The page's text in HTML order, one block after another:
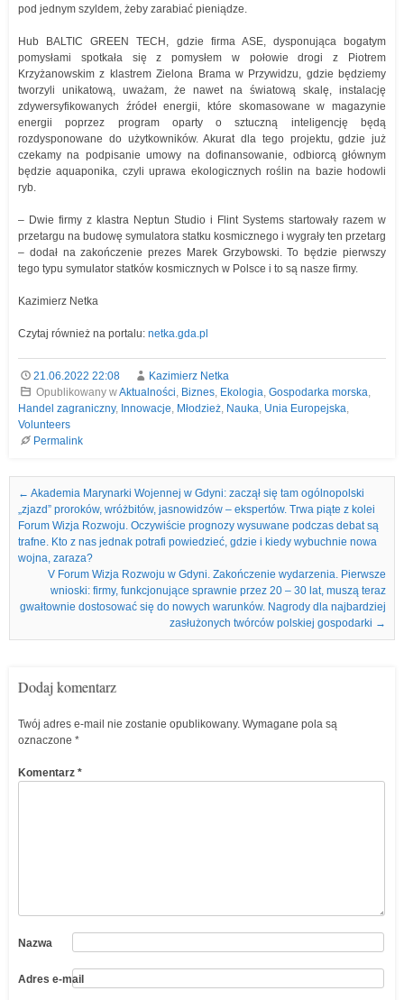
pod jednym szyldem, żeby zarabiać pieniądze.
Hub BALTIC GREEN TECH, gdzie firma ASE, dysponująca bogatym
pomysłami spotkała się z pomysłem w połowie drogi z Piotrem
Krzyżanowskim z klastrem Zielona Brama w Przywidzu, gdzie będziemy
tworzyli unikatową, uważam, że nawet na światową skalę, instalację
zdywersyfikowanych źródeł energii, które skomasowane w magazynie
energii poprzez program oparty o sztuczną inteligencję będą
rozdysponowane do użytkowników. Akurat dla tego projektu, gdzie już
czekamy na podpisanie umowy na dofinansowanie, odbiorcą głównym
będzie aquaponika, czyli uprawa ekologicznych roślin na bazie hodowli
ryb.
– Dwie firmy z klastra Neptun Studio i Flint Systems startowały razem w
przetargu na budowę symulatora statku kosmicznego i wygrały ten przetarg
– dodał na zakończenie prezes Marek Grzybowski. To będzie pierwszy
tego typu symulator statków kosmicznych w Polsce i to są nasze firmy.
Kazimierz Netka
Czytaj również na portalu: netka.gda.pl
21.06.2022 22:08
Kazimierz Netka
Opublikowany wAktualności, Biznes, Ekologia, Gospodarka morska,
Handel zagraniczny, Innowacje, Młodzież, Nauka, Unia Europejska,
Volunteers
Permalink
Nawigacja we wpisach
← Akademia Marynarki Wojennej w Gdyni: zaczął się tam ogólnopolski
„zjazd” proroków, wróżbitów, jasnowidzów – ekspertów. Trwa piąte z kolei
Forum Wizja Rozwoju. Oczywiście prognozy wysuwane podczas debat są
trafne. Kto z nas jednak potrafi powiedzieć, gdzie i kiedy wybuchnie nowa
wojna, zaraza?
V Forum Wizja Rozwoju w Gdyni. Zakończenie wydarzenia. Pierwsze
wnioski: firmy, funkcjonujące sprawnie przez 20 – 30 lat, muszą teraz
gwałtownie dostosować się do nowych warunków. Nagrody dla najbardziej
zasłużonych twórców polskiej gospodarki →
Dodaj komentarz
Twój adres e-mail nie zostanie opublikowany. Wymagane pola są
oznaczone *
Komentarz *
Nazwa
Adres e-mail